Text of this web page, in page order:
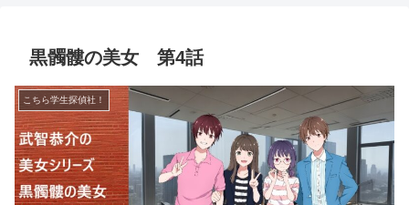
黒髑髏の美女 第4話
こちら学生探偵社！